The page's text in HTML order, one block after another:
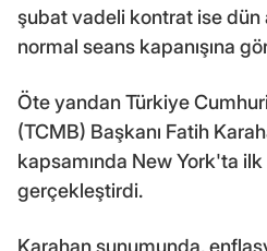
şubat vadeli kontrat ise dün
normal seans kapanışına
Öte yandan Türkiye
(TCMB) Başkanı Fatih
kapsamında New York'ta
gerçekleştirdi.
Karahan sunumunda,